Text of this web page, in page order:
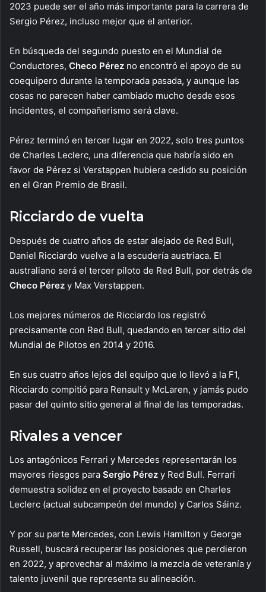
2023 puede ser el año más importante para la carrera de
Sergio Pérez, incluso mejor que el anterior.
En búsqueda del segundo puesto en el Mundial de
Conductores, Checo Pérez no encontró el apoyo de su
coequipero durante la temporada pasada, y aunque las
cosas no parecen haber cambiado mucho desde esos
incidentes, el compañerismo será clave.
Pérez terminó en tercer lugar en 2022, solo tres puntos
de Charles Leclerc, una diferencia que habría sido en
favor de Pérez si Verstappen hubiera cedido su posición
en el Gran Premio de Brasil.
Ricciardo de vuelta
Después de cuatro años de estar alejado de Red Bull,
Daniel Ricciardo vuelve a la escudería austriaca. El
australiano será el tercer piloto de Red Bull, por detrás de
Checo Pérez y Max Verstappen.
Los mejores números de Ricciardo los registró
precisamente con Red Bull, quedando en tercer sitio del
Mundial de Pilotos en 2014 y 2016.
En sus cuatro años lejos del equipo que lo llevó a la F1,
Ricciardo compitió para Renault y McLaren, y jamás pudo
pasar del quinto sitio general al final de las temporadas.
Rivales a vencer
Los antagónicos Ferrari y Mercedes representarán los
mayores riesgos para Sergio Pérez y Red Bull. Ferrari
demuestra solidez en el proyecto basado en Charles
Leclerc (actual subcampeón del mundo) y Carlos Sáinz.
Y por su parte Mercedes, con Lewis Hamilton y George
Russell, buscará recuperar las posiciones que perdieron
en 2022, y aprovechar al máximo la mezcla de veteranía y
talento juvenil que representa su alineación.